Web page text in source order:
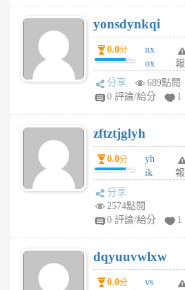
6
個
月
前
yonsdynkqi
0.0分
nx
ox
rh
pe
月
前
報
分享
689點閱
0 評論/給分
1
zftztjglyh
0.0分
yh
ik
tu
6
個
月
報
分享
2574點閱
0 評論/給分
1
dqyuuvwlxw
0.0分
vs